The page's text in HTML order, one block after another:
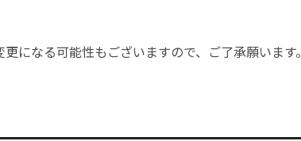
になる可能性もございますので、ご了承願います。